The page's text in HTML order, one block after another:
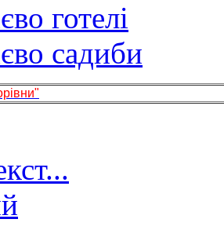
готелі
садиби